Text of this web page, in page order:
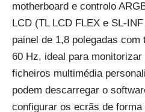
motherboard e controlo
LCD (TL LCD FLEX e SL-
painel de 1,8 polegadas
60 Hz, ideal para
ficheiros multimédia
podem descarregar o
configurar os ecrãs de